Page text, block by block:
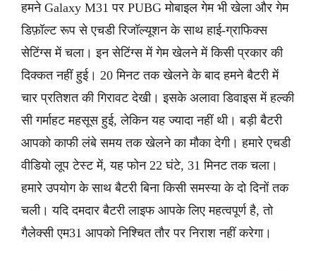
हमने Galaxy M31 पर PUBG मोबाइल गेम भी खेला और गेम
डिफ़ॉल्ट रूप से एचडी रिजॉल्यूशन के साथ हाई-ग्राफिक्स
सेटिंग्स में चला। इन सेटिंग्स में गेम खेलने में किसी प्रकार की
दिक्कत नहीं हुई। 20 मिनट तक खेलने के बाद हमने बैटरी में
चार प्रतिशत की गिरावट देखी। इसके अलावा डिवाइस में हल्की
सी गर्माहट महसूस हुई, लेकिन यह ज्यादा नहीं थी। बड़ी बैटरी
आपको काफी लंबे समय तक खेलने का मौका देगी। हमारे एचडी
वीडियो लूप टेस्ट में, यह फोन 22 घंटे, 31 मिनट तक चला।
हमारे उपयोग के साथ बैटरी बिना किसी समस्या के दो दिनों तक
चली। यदि दमदार बैटरी लाइफ आपके लिए महत्वपूर्ण है, तो
गैलेक्सी एम31 आपको निश्चित तौर पर निराश नहीं करेगा।